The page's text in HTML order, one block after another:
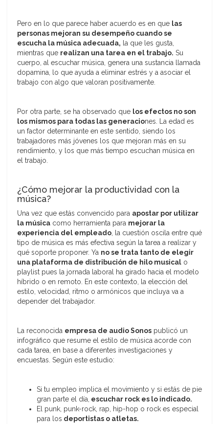
Pero en lo que parece haber acuerdo es en que las
personas mejoran su desempeño cuando se
escucha la música adecuada, la que les gusta,
mientras que realizan una tarea en el trabajo. Su
cuerpo, al escuchar música, genera una sustancia llamada
dopamina, lo que ayuda a eliminar estrés y a asociar el
trabajo con algo que valoran positivamente.
Por otra parte, se ha observado que los efectos no son
los mismos para todas las generaciones. La edad es
un factor determinante en este sentido, siendo los
trabajadores más jóvenes los que mejoran más en su
rendimiento, y los que más tiempo escuchan música en
el trabajo.
¿Cómo mejorar la productividad con la
música?
Una vez que estás convencido para apostar por utilizar
la música como herramienta para mejorar la
experiencia del empleado, la cuestión oscila entre qué
tipo de música es más efectiva según la tarea a realizar y
qué soporte proponer. Ya no se trata tanto de elegir
una plataforma de distribución de hilo musical o
playlist pues la jornada laboral ha girado hacia el modelo
híbrido o en remoto. En este contexto, la elección del
estilo, velocidad, ritmo o armónicos que incluya va a
depender del trabajador.
La reconocida empresa de audio Sonos publicó un
infográfico que resume el estilo de música acorde con
cada tarea, en base a diferentes investigaciones y
encuestas. Según este estudio:
Si tu empleo implica el movimiento y si estás de pie
gran parte el día, escuchar rock es lo indicado.
El punk, punk-rock, rap, hip-hop o rock es especial
para los deportistas o atletas.